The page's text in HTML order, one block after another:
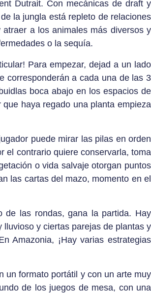
Dutrait. Con mecánicas de draft y
la jungla está repleto de relaciones
a los animales más diversos y
o la sequía.
Para empezar, dejad a un lado
corresponderán a cada una de las 3
boca abajo en los espacios de
haya regado una planta empieza
puede mirar las pilas en orden
el contrario quiere conservarla, toma
o vida salvaje otorgan puntos
las cartas del mazo, momento en el
de las rondas, gana la partida. Hay
y ciertas parejas de plantas y
Amazonia, ¡Hay varias estrategias
un formato portátil y con un arte muy
de los juegos de mesa, con una